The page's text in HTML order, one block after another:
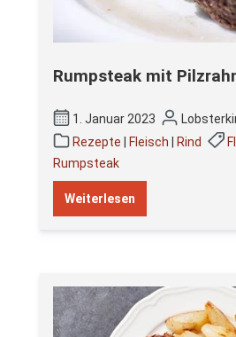
Rumpsteak mit
1. Januar 2023
Rezepte
Fleisch Rind
Rumpsteak
Weiterlesen